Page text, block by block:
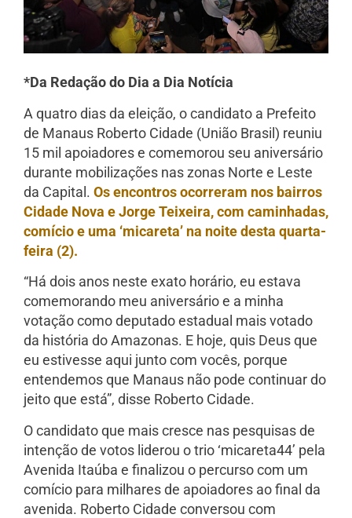
*Da Redação do Dia a Dia Notícia
A quatro dias da eleição, o candidato a Prefeito
de Manaus Roberto Cidade (União Brasil) reuniu
15 mil apoiadores e comemorou seu aniversário
durante mobilizações nas zonas Norte e Leste
da Capital. Os encontros ocorreram nos bairros
Cidade Nova e Jorge Teixeira, com caminhadas,
comício e uma ‘micareta’ na noite desta quarta-
feira (2).
“Há dois anos neste exato horário, eu estava
comemorando meu aniversário e a minha
votação como deputado estadual mais votado
da história do Amazonas. E hoje, quis Deus que
eu estivesse aqui junto com vocês, porque
entendemos que Manaus não pode continuar do
jeito que está”, disse Roberto Cidade.
O candidato que mais cresce nas pesquisas de
intenção de votos liderou o trio ‘micareta44’ pela
Avenida Itaúba e finalizou o percurso com um
comício para milhares de apoiadores ao final da
avenida. Roberto Cidade conversou com